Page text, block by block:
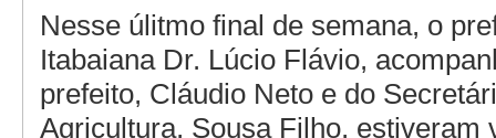
Nesse úlitmo final de semana, o
Itabaiana Dr. Lúcio Flávio,
prefeito, Cláudio Neto e do
Agricultura, Sousa Filho, estiveram